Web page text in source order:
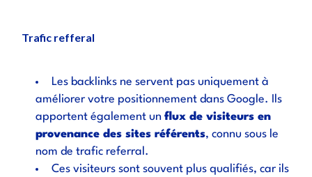
Trafic refferal
Les backlinks ne servent pas uniquement à
améliorer votre positionnement dans Google. Ils
apportent également unflux de visiteurs en
provenance des sites référents, connu sous le
nom detrafic referral .
Ces visiteurs sont souvent plus qualifiés, car ils